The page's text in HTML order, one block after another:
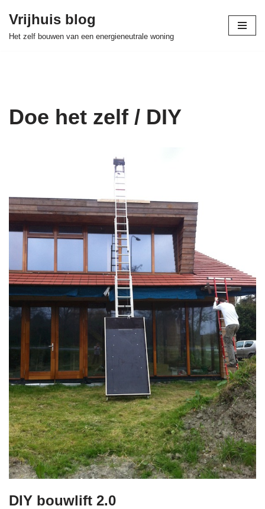
Skip
Vrijhuis blog
Het zelf bouwen van een energieneutrale woning
Doe het zelf / DIY
DIY bouwlift 2.0